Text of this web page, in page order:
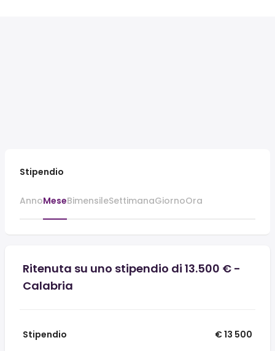
Stipendio
AnnoMeseBimensileSettimanaGiornoOra
Ritenuta su uno stipendio di 13.500 € -
Calabria
Stipendio
€ 13 500